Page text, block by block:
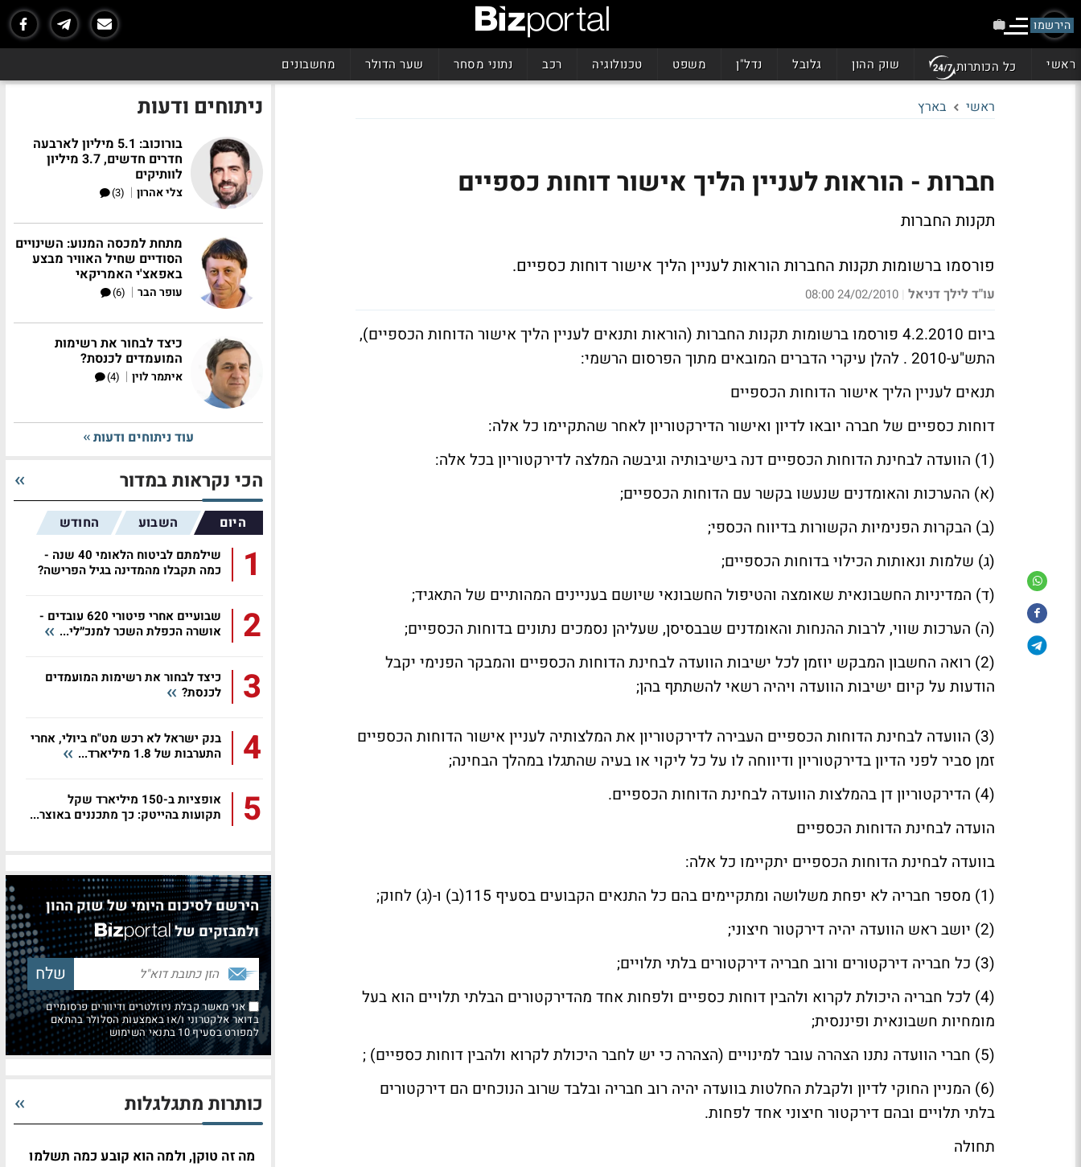
הירשמו
ראשי כל הכותרות שוק ההון גלובל נדל"ן משפט טכנולוגיה רכב נתוני מסחר שער הדולר מחשבונים
ראשי בארץ
חברות - הוראות לעניין הליך אישור דוחות כספיים
תקנות החברות
פורסמו ברשומות תקנות החברות הוראות לעניין הליך אישור דוחות כספיים.
עו"ד לילך דניאל |
24/02/2010 08:00
ביום 4.2.2010 פורסמו ברשומות תקנות החברות (הוראות ותנאים לעניין הליך אישור הדוחות הכספיים),
התש"ע-2010 . להלן עיקרי הדברים המובאים מתוך הפרסום הרשמי:
תנאים לעניין הליך אישור הדוחות הכספיים
דוחות כספיים של חברה יובאו לדיון ואישור הדירקטוריון לאחר שהתקיימו כל אלה:
(1) הוועדה לבחינת הדוחות הכספיים דנה בישיבותיה וגיבשה המלצה לדירקטוריון בכל אלה:
(א) ההערכות והאומדנים שנעשו בקשר עם הדוחות הכספיים;
(ב) הבקרות הפנימיות הקשורות בדיווח הכספי;
(ג) שלמות ונאותות הכילוי בדוחות הכספיים;
(ד) המדיניות החשבונאית שאומצה והטיפול החשבונאי שיושם בעניינים המהותיים של התאגיד;
(ה) הערכות שווי, לרבות ההנחות והאומדנים שבבסיסן, שעליהן נסמכים נתונים בדוחות הכספיים;
(2) רואה החשבון המבקש יוזמן לכל ישיבות הוועדה לבחינת הדוחות הכספיים והמבקר הפנימי יקבל
הודעות על קיום ישיבות הוועדה ויהיה רשאי להשתתף בהן;
(3) הוועדה לבחינת הדוחות הכספיים העבירה לדירקטוריון את המלצותיה לעניין אישור הדוחות הכספיים
זמן סביר לפני הדיון בדירקטוריון ודיווחה לו על כל ליקוי או בעיה שהתגלו במהלך הבחינה;
(4) הדירקטוריון דן בהמלצות הוועדה לבחינת הדוחות הכספיים.
הועדה לבחינת הדוחות הכספיים
בוועדה לבחינת הדוחות הכספיים יתקיימו כל אלה:
(1) מספר חבריה לא יפחת משלושה ומתקיימים בהם כל התנאים הקבועים בסעיף 115(ב) ו-(ג) לחוק;
(2) יושב ראש הוועדה יהיה דירקטור חיצוני;
(3) כל חבריה דירקטורים ורוב חבריה דירקטורים בלתי תלויים;
(4) לכל חבריה היכולת לקרוא ולהבין דוחות כספיים ולפחות אחד מהדירקטורים הבלתי תלויים הוא בעל
מומחיות חשבונאית ופיננסית;
(5) חברי הוועדה נתנו הצהרה עובר למינויים (הצהרה כי יש לחבר היכולת לקרוא ולהבין דוחות כספיים) ;
(6) המניין החוקי לדיון ולקבלת החלטות בוועדה יהיה רוב חבריה ובלבד שרוב הנוכחים הם דירקטורים
בלתי תלויים ובהם דירקטור חיצוני אחד לפחות.
תחולה
ניתוחים ודעות
בורוכוב: 5.1 מיליון לארבעה
חדרים חדשים, 3.7 מיליון
לוותיקים
צלי אהרון |
(3)
מתחת למכסה המנוע: השינויים
הסודיים שחיל האוויר מבצע
באפאצ'י האמריקאי
עופר הבר |
(6)
כיצד לבחור את רשימות
המועמדים לכנסת?
איתמר לוין |
(4)
עוד ניתוחים ודעות
הכי נקראות במדור
היום השבוע החודש
1
שילמתם לביטוח הלאומי 40 שנה -
כמה תקבלו מהמדינה בגיל הפרישה?
2
שבועיים אחרי פיטורי 620 עובדים -
אושרה הכפלת השכר למנכ״לי...
3
כיצד לבחור את רשימות המועמדים
לכנסת?
4
בנק ישראל לא רכש מט"ח ביולי, אחרי
התערבות של 1.8 מיליארד...
5
אופציות ב-150 מיליארד שקל
תקועות בהייטק: כך מתכננים באוצר...
הירשם לסיכום היומי של שוק ההון
ולמבזקים של
אני מאשר קבלת ניוזלטרים ודיוורים פרסומיים
בדואר אלקטרוני ו/או באמצעות הסלולר בהתאם
למפורט בסעיף 10 בתנאי השימוש
כותרות מתגלגלות
מה זה טוקן, ולמה הוא קובע כמה תשלמו